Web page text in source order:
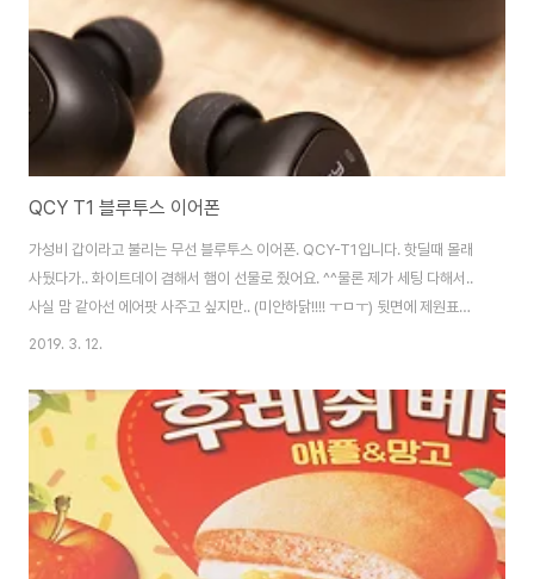
QCY T1 블루투스 이어폰
가성비 갑이라고 불리는 무선 블루투스 이어폰. QCY-T1입니다. 핫딜때 몰래
사뒀다가.. 화이트데이 겸해서 햄이 선물로 줬어요. ^^물론 제가 세팅 다해서..
사실 맘 같아선 에어팟 사주고 싶지만.. (미안하닭!!!! ㅜㅁㅜ) 뒷면에 제원표기.
정식 수입품이라 한글표기까지 다 되어 있네요. 이젠 이 포장이 자연스러워 보
케이블(마이크로5핀), 이어팁. 매뉴얼도 한글로 되어 있어서 매우 편합니다. 뭐
사실 크게 어려운건 없지만요. 처음 인식시, QCR-T1-R을 찾아주기만 하면
됩니다. 오른쪽을 기본으로 인식하게 되어 있네요. 매우 심플합니다. 인이어 타
입이라 빠질 염려 없고, 귀에 꽂아도 부담 없는 디자인입니다. 생각보다 ..
2019. 3. 12.